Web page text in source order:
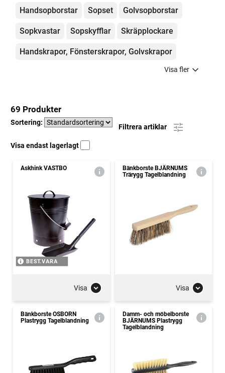
Kategorier
Handsopborstar Sopset Golvsopborstar
Sopkvastar Sopskyfflar Skräpplockare
Handskrapor, Fönsterskrapor, Golvskrapor
Visa fler
69 Produkter
Sortering:
Filtrera artiklar
Visa endast lagerlagt
Askhink VASTBO
BEST.VARA
Visa
Bänkborste BJÄRNUMS
Trärygg Tagelblandning
Visa
Bänkborste OSBORN
Plastrygg Tagelblandning
Damm- och möbelborste
BJÄRNUMS Plastrygg
Tagelblandning